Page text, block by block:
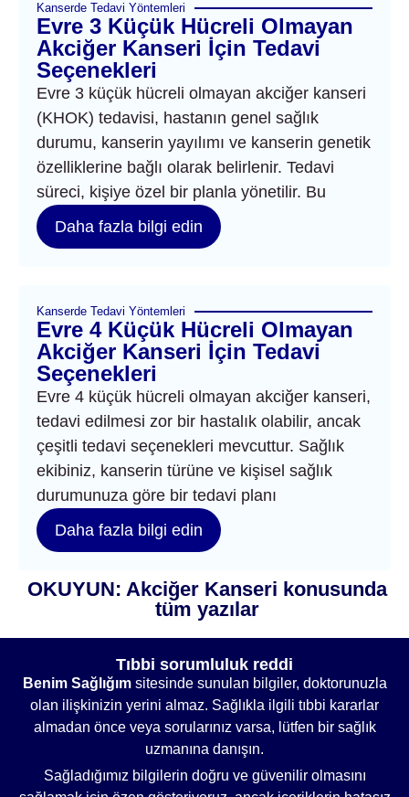
Kanserde Tedavi Yöntemleri
Evre 3 Küçük Hücreli Olmayan
Akciğer Kanseri İçin Tedavi
Seçenekleri
Evre 3 küçük hücreli olmayan akciğer kanseri
(KHOK) tedavisi, hastanın genel sağlık
durumu, kanserin yayılımı ve kanserin genetik
özelliklerine bağlı olarak belirlenir. Tedavi
süreci, kişiye özel bir planla yönetilir. Bu
Daha fazla bilgi edin
Kanserde Tedavi Yöntemleri
Evre 4 Küçük Hücreli Olmayan
Akciğer Kanseri İçin Tedavi
Seçenekleri
Evre 4 küçük hücreli olmayan akciğer kanseri,
tedavi edilmesi zor bir hastalık olabilir, ancak
çeşitli tedavi seçenekleri mevcuttur. Sağlık
ekibiniz, kanserin türüne ve kişisel sağlık
durumunuza göre bir tedavi planı
Daha fazla bilgi edin
OKUYUN: Akciğer Kanseri konusunda
tüm yazılar
Tıbbi sorumluluk reddi
Benim Sağlığımsitesinde sunulan bilgiler, doktorunuzla
olan ilişkinizin yerini almaz. Sağlıkla ilgili tıbbi kararlar
almadan önce veya sorularınız varsa, lütfen bir sağlık
uzmanına danışın.
Sağladığımız bilgilerin doğru ve güvenilir olmasını